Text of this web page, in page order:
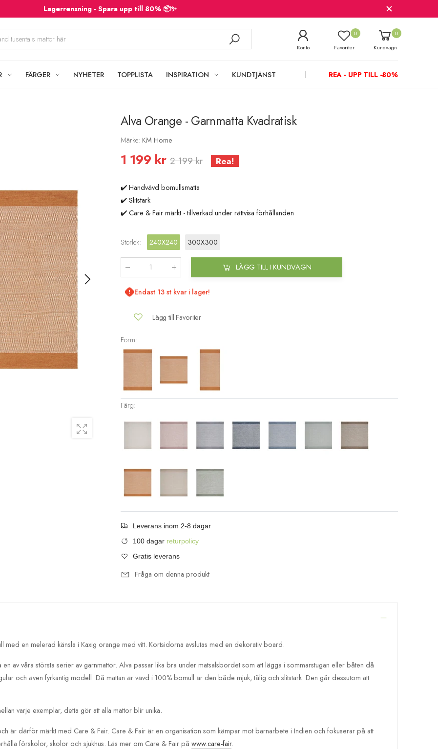
Lagerrensning - Spara upp till 80% 📦✨
Konto
0
Favoriter
0
Kundvagn
FÄRGER NYHETER TOPPLISTA INSPIRATION KUNDTJÄNST REA - UPP TILL -80%
Alva Orange - Garnmatta Kvadratisk
Märke: KM Home
1 199 kr 2 199 kr Rea!
✔️ Handvävd bomullsmatta
✔️ Slitstark
✔️ Care & Fair märkt - tillverkad under rättvisa förhållanden
Storlek: 240X240 300X300
LÄGG TILL I KUNDVAGN
Endast 13 st kvar i lager!
Lägg till Favoriter
Form:
Färg:
Leverans inom 2-8 dagar
100 dagar returpolicy
Gratis leverans
Fråga om denna produkt
en melerad känsla i Kaxig orange med vitt. Kortsidorna avslutas med en dekorativ board.
av våra största serier av garnmattor. Alva passar lika bra under matsalsbordet som att lägga i sommarstugan eller båten då
och även fyrkantig modell. Då mattan är vävd i 100% bomull är den både mjuk, tålig och slitstark. Den går dessutom att
varje exemplar, detta gör att alla mattor blir unika.
är därför märkt med Care & Fair. Care & Fair är en organisation som kämpar mot barnarbete i Indien och fokuserar på att
förskolor, skolor och sjukhus. Läs mer om Care & Fair på www.care-fair.